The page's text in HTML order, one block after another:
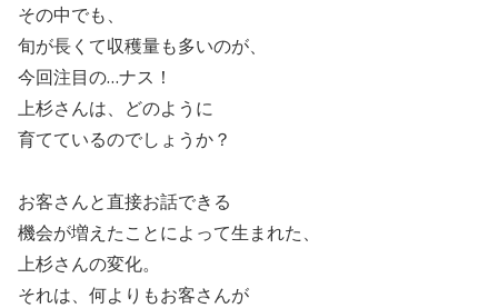
その中でも、
旬が長くて収穫量も多いのが、
今回注目の…ナス！
上杉さんは、どのように
育てているのでしょうか？
お客さんと直接お話できる
機会が増えたことによって生まれた、
上杉さんの変化。
それは、何よりもお客さんが